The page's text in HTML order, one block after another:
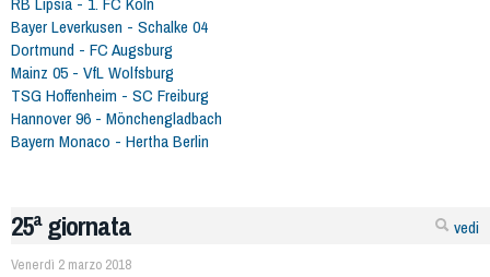
Bayer Leverkusen - Schalke 04
Dortmund - FC Augsburg
Mainz 05 - VfL Wolfsburg
TSG Hoffenheim - SC Freiburg
Hannover 96 - Mönchengladbach
Bayern Monaco - Hertha Berlin
vedi
25ª giornata
Venerdì 2 marzo 2018